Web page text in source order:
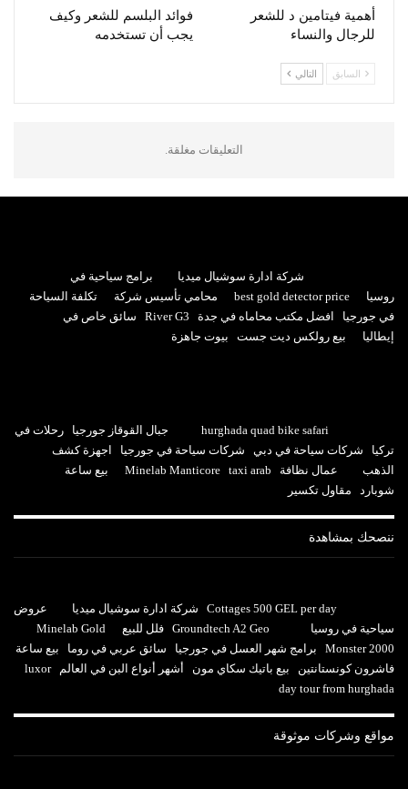
أهمية فيتامين د للشعر
للرجال والنساء
فوائد البلسم للشعر وكيف
يجب أن تستخدمه
السابق التالي
التعليقات مغلقة.
شركة ادارة سوشيال ميديا
برامج سياحية في
روسيا
best gold detector price محامي تأسيس شركة
تكلفة السياحة
في جورجيا
افضل مكتب محاماه في جدة River G3
سائق خاص في
إيطاليا
بيع رولكس ديت جست بيوت جاهزة
hurghada quad bike safari جبال القوقاز جورجيا
رحلات في
تركيا
شركات سياحة في دبي شركات سياحة في جورجيا
اجهزة كشف
الذهب
عمال نظافة Minelab Manticore taxi arab
بيع ساعة
شوبارد
مقاول تكسير
ننصحك بمشاهدة
Cottages 500 GEL per day شركة ادارة سوشيال ميديا
عروض
سياحية في روسيا
Groundtech A2 Geo فلل للبيع
Minelab Gold
Monster 2000
برامج شهر العسل في جورجيا سائق عربي في روما
بيع ساعة
فاشرون كونستانتين
بيع باتيك سكاي مون أشهر أنواع البن في العالم
luxor
day tour from hurghada
مواقع وشركات موثوقة